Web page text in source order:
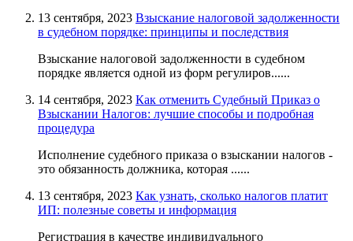
13 сентября, 2023 Взыскание налоговой задолженности
в судебном порядке: принципы и последствия
Взыскание налоговой задолженности в судебном
порядке является одной из форм регулиров......
14 сентября, 2023 Как отменить Судебный Приказ о
Взыскании Налогов: лучшие способы и подробная
процедура
Исполнение судебного приказа о взыскании налогов -
это обязанность должника, которая ......
13 сентября, 2023 Как узнать, сколько налогов платит
ИП: полезные советы и информация
Регистрация в качестве индивидуального